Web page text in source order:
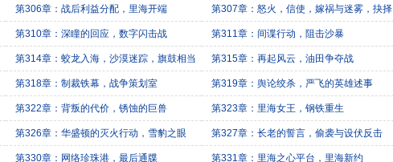
第306章：战后利益分配，里海开端 第307章：怒火，信使，嫁祸与迷雾，抉择
第310章：深瞳的回应，数字闪击战 第311章：间谍行动，阻击沙暴
第314章：蛟龙入海，沙漠迷踪，旗鼓相当 第315章：再起风云，油田争夺战
第318章：制裁铁幕，战争策划室 第319章：舆论绞杀，严飞的英雄述事
第322章：背叛的代价，锈蚀的巨兽 第323章：里海女王，钢铁重生
第326章：华盛顿的灭火行动，雪豹之眼 第327章：长老的誓言，偷袭与设伏反击
第330章：网络珍珠港，最后通牒 第331章：里海之心平台，里海新约